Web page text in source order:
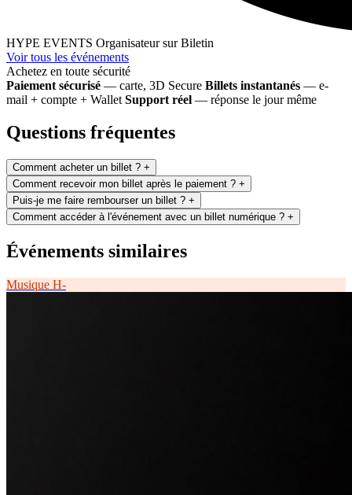
HYPE EVENTS Organisateur sur Biletin
Voir tous les événements
Achetez en toute sécurité
Paiement sécurisé — carte, 3D Secure Billets instantanés — e-
mail + compte + Wallet Support réel — réponse le jour même
Questions fréquentes
Comment acheter un billet ? +
Comment recevoir mon billet après le paiement ? +
Puis-je me faire rembourser un billet ? +
Comment accéder à l'événement avec un billet numérique ? +
Événements similaires
Musique H-